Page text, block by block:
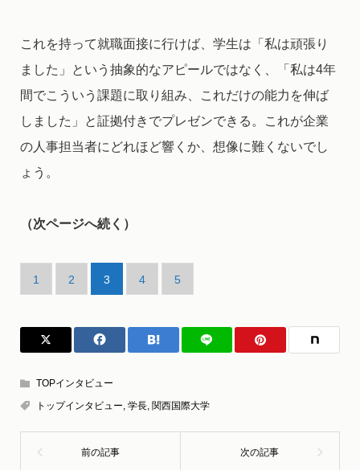
これを持って就職面接に行けば、学生は「私は頑張り
ました」という抽象的なアピールではなく、「私は4年
間でこういう課題に取り組み、これだけの能力を伸ば
しました」と証拠付きでプレゼンできる。これが企業
の人事担当者にどれほど響くか、想像に難くないでし
ょう。
（次ページへ続く）
1 2 3 4 5
TOPインタビュー
トップインタビュー, 学長, 関西国際大学